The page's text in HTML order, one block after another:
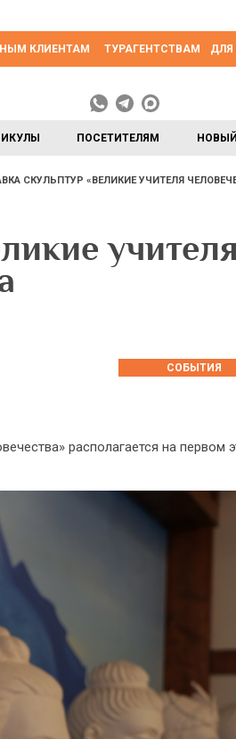
КЛИЕНТАМ ТУРАГЕНТСТВАМ ДЛЯ
ПОСЕТИТЕЛЯМ
СКУЛЬПТУР «ВЕЛИКИЕ УЧИТЕЛЯ
СОБЫТИЯ
располагается на первом